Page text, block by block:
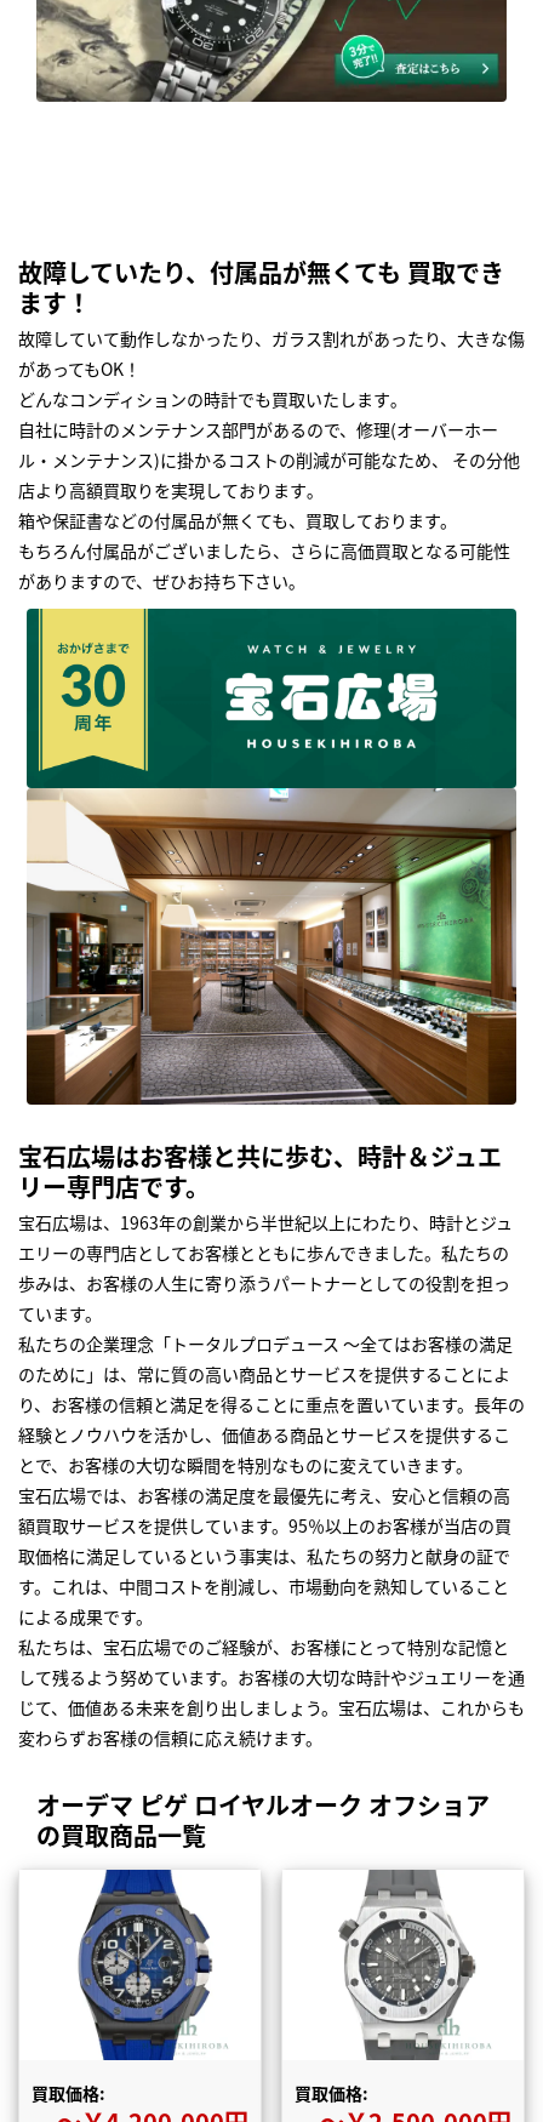
故障していたり、付属品が無くても 買取でき
ます！
故障していて動作しなかったり、ガラス割れがあったり、大きな傷
があってもOK！
どんなコンディションの時計でも買取いたします｡
自社に時計のメンテナンス部門があるので、修理(オーバーホー
ル・メンテナンス)に掛かるコストの削減が可能なため、 その分他
店より高額買取りを実現しております｡
箱や保証書などの付属品が無くても、買取しております。
もちろん付属品がございましたら、さらに高価買取となる可能性
がありますので、ぜひお持ち下さい｡
宝石広場はお客様と共に歩む、時計＆ジュエ
リー専門店です。
宝石広場は、1963年の創業から半世紀以上にわたり、時計とジュ
エリーの専門店としてお客様とともに歩んできました。私たちの
歩みは、お客様の人生に寄り添うパートナーとしての役割を担っ
ています。
私たちの企業理念「トータルプロデュース ～全てはお客様の満足
のために」は、常に質の高い商品とサービスを提供することによ
り、お客様の信頼と満足を得ることに重点を置いています。長年の
経験とノウハウを活かし、価値ある商品とサービスを提供するこ
とで、お客様の大切な瞬間を特別なものに変えていきます。
宝石広場では、お客様の満足度を最優先に考え、安心と信頼の高
額買取サービスを提供しています。95％以上のお客様が当店の買
取価格に満足しているという事実は、私たちの努力と献身の証で
す。これは、中間コストを削減し、市場動向を熟知していること
による成果です。
私たちは、宝石広場でのご経験が、お客様にとって特別な記憶と
して残るよう努めています。お客様の大切な時計やジュエリーを通
じて、価値ある未来を創り出しましょう。宝石広場は、これからも
変わらずお客様の信頼に応え続けます。
オーデマ ピゲ ロイヤルオーク オフショア
の買取商品一覧
買取価格: 買取価格: